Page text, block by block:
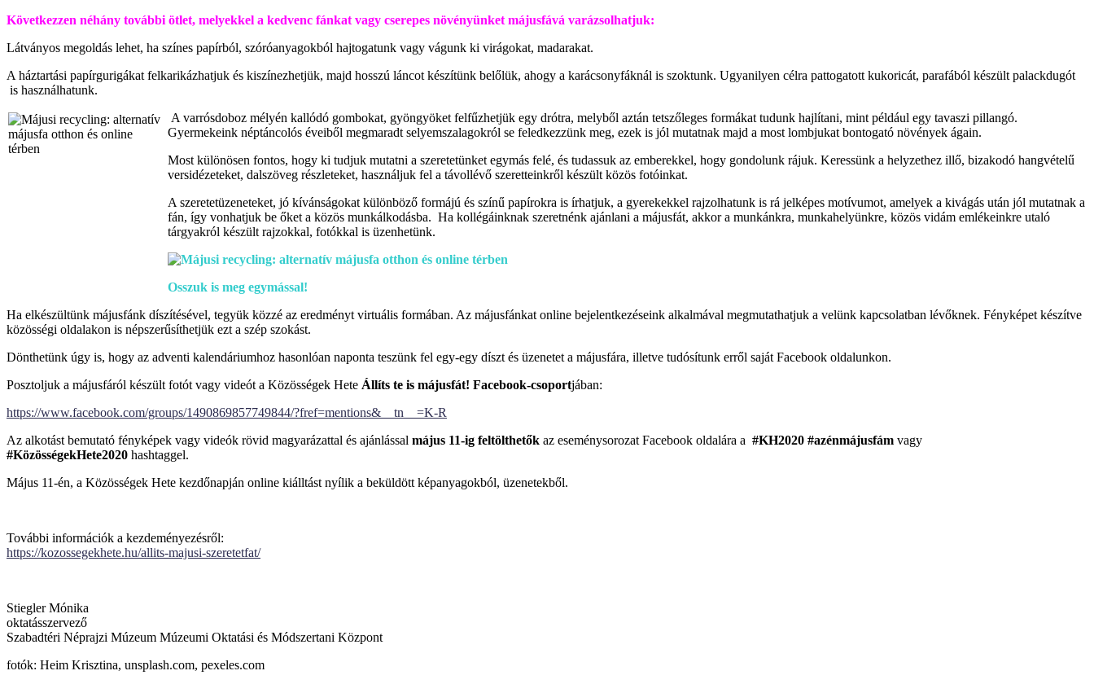
Következzen néhány további ötlet, melyekkel a kedvenc fánkat vagy cserepes növényünket májusfává varázsolhatjuk:
Látványos megoldás lehet, ha színes papírból, szóróanyagokból hajtogatunk vagy vágunk ki virágokat, madarakat.
A háztartási papírgurigákat felkarikázhatjuk és kiszínezhetjük, majd hosszú láncot készítünk belőlük, ahogy a karácsonyfáknál is szoktunk. Ugyanilyen célra pattogatott kukoricát, parafából készült palackdugót
is használhatunk.
A varrósdoboz mélyén kallódó gombokat, gyöngyöket felfűzhetjük egy drótra, melyből aztán tetszőleges formákat tudunk hajlítani, mint például egy tavaszi pillangó.
Gyermekeink néptáncolós éveiből megmaradt selyemszalagokról se feledkezzünk meg, ezek is jól mutatnak majd a most lombjukat bontogató növények ágain.
Most különösen fontos, hogy ki tudjuk mutatni a szeretetünket egymás felé, és tudassuk az emberekkel, hogy gondolunk rájuk. Keressünk a helyzethez illő, bizakodó hangvételű
versidézeteket, dalszöveg részleteket, használjuk fel a távollévő szeretteinkről készült közös fotóinkat.
A szeretetüzeneteket, jó kívánságokat különböző formájú és színű papírokra is írhatjuk, a gyerekekkel rajzolhatunk is rá jelképes motívumot, amelyek a kivágás után jól mutatnak a
fán, így vonhatjuk be őket a közös munkálkodásba. Ha kollégáinknak szeretnénk ajánlani a májusfát, akkor a munkánkra, munkahelyünkre, közös vidám emlékeinkre utaló
tárgyakról készült rajzokkal, fotókkal is üzenhetünk.
Osszuk is meg egymással!
Ha elkészültünk májusfánk díszítésével, tegyük közzé az eredményt virtuális formában. Az májusfánkat online bejelentkezéseink alkalmával megmutathatjuk a velünk kapcsolatban lévőknek. Fényképet készítve
közösségi oldalakon is népszerűsíthetjük ezt a szép szokást.
Dönthetünk úgy is, hogy az adventi kalendáriumhoz hasonlóan naponta teszünk fel egy-egy díszt és üzenetet a májusfára, illetve tudósítunk erről saját Facebook oldalunkon.
Posztoljuk a májusfáról készült fotót vagy videót a Közösségek Hete Állíts te is májusfát! Facebook-csoportjában:
https://www.facebook.com/groups/1490869857749844/?fref=mentions&__tn__=K-R
Az alkotást bemutató fényképek vagy videók rövid magyarázattal és ajánlással május 11-ig feltölthetők az eseménysorozat Facebook oldalára a #KH2020 #azénmájusfám vagy
#KözösségekHete2020 hashtaggel.
Május 11-én, a Közösségek Hete kezdőnapján online kiálltást nyílik a beküldött képanyagokból, üzenetekből.
További információk a kezdeményezésről:
https://kozossegekhete.hu/allits-majusi-szeretetfat/
Stiegler Mónika
oktatásszervező
Szabadtéri Néprajzi Múzeum Múzeumi Oktatási és Módszertani Központ
fotók: Heim Krisztina, unsplash.com, pexeles.com